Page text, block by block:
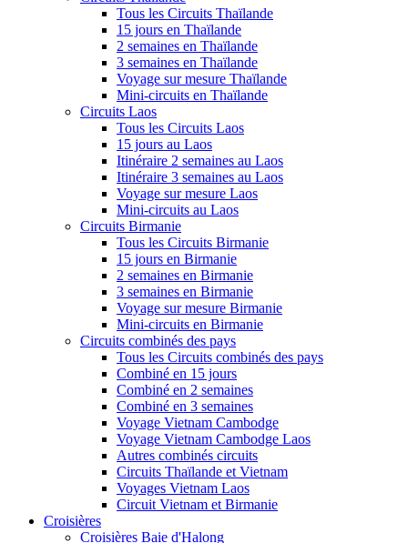
Tous les Circuits Thaïlande
15 jours en Thaïlande
2 semaines en Thaïlande
3 semaines en Thaïlande
Voyage sur mesure Thaïlande
Mini-circuits en Thaïlande
Circuits Laos
Tous les Circuits Laos
15 jours au Laos
Itinéraire 2 semaines au Laos
Itinéraire 3 semaines au Laos
Voyage sur mesure Laos
Mini-circuits au Laos
Circuits Birmanie
Tous les Circuits Birmanie
15 jours en Birmanie
2 semaines en Birmanie
3 semaines en Birmanie
Voyage sur mesure Birmanie
Mini-circuits en Birmanie
Circuits combinés des pays
Tous les Circuits combinés des pays
Combiné en 15 jours
Combiné en 2 semaines
Combiné en 3 semaines
Voyage Vietnam Cambodge
Voyage Vietnam Cambodge Laos
Autres combinés circuits
Circuits Thaïlande et Vietnam
Voyages Vietnam Laos
Circuit Vietnam et Birmanie
Croisières
Croisières Baie d'Halong